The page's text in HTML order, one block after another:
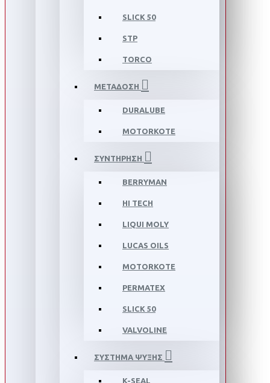
SLICK 50
STP
TORCO
ΜΕΤΑΔΟΣΗ
DURALUBE
MOTORKOTE
ΣΥΝΤΗΡΗΣΗ
BERRYMAN
HI TECH
LIQUI MOLY
LUCAS OILS
MOTORKOTE
PERMATEX
SLICK 50
VALVOLINE
ΣΥΣΤΗΜΑ ΨΥΞΗΣ
K-SEAL